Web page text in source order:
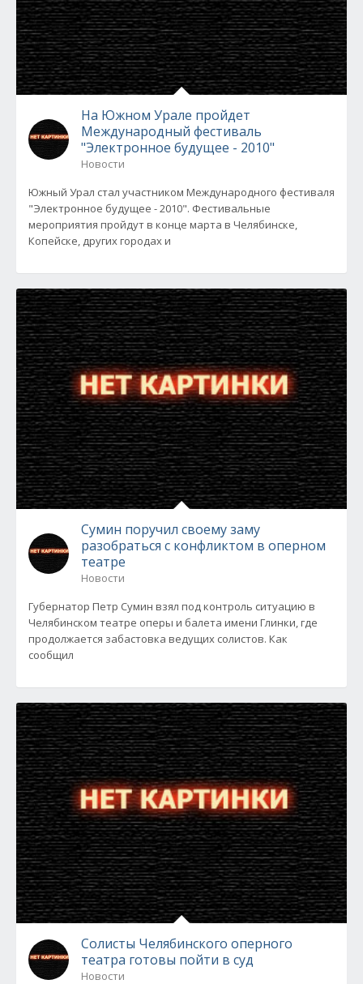
На Южном Урале пройдет
Международный фестиваль
"Электронное будущее - 2010"
Новости
Южный Урал стал участником Международного фестиваля
"Электронное будущее - 2010". Фестивальные
мероприятия пройдут в конце марта в Челябинске,
Копейске, других городах и
Сумин поручил своему заму
разобраться с конфликтом в оперном
театре
Новости
Губернатор Петр Сумин взял под контроль ситуацию в
Челябинском театре оперы и балета имени Глинки, где
продолжается забастовка ведущих солистов. Как
сообщил
Солисты Челябинского оперного
театра готовы пойти в суд
Новости